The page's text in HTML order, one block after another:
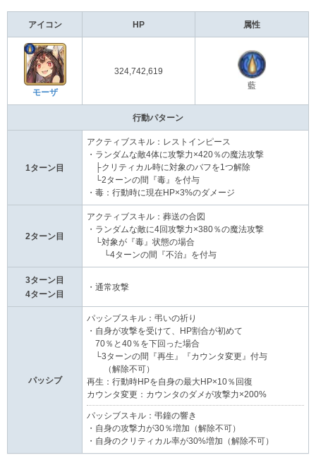
アイコン HP 属性
モーザ
324,742,619
藍
行動パターン
1ターン目
アクティブスキル：レストインピース
・ランダムな敵4体に攻撃力×420％の魔法攻撃
├クリティカル時に対象のバフを1つ解除
└2ターンの間『毒』を付与
・毒：行動時に現在HP×3%のダメージ
2ターン目
アクティブスキル：葬送の合図
・ランダムな敵に4回攻撃力×380％の魔法攻撃
└対象が『毒』状態の場合
└4ターンの間『不治』を付与
3ターン目
4ターン目
・通常攻撃
パッシブ
パッシブスキル：弔いの祈り
・自身が攻撃を受けて、HP割合が初めて
70％と40％を下回った場合
└3ターンの間『再生』『カウンタ変更』付与
（解除不可）
再生：行動時HPを自身の最大HP×10％回復
カウンタ変更：カウンタのダメが攻撃力×200%
パッシブスキル：弔鐘の響き
・自身の攻撃力が30％増加（解除不可）
・自身のクリティカル率が30%増加（解除不可）